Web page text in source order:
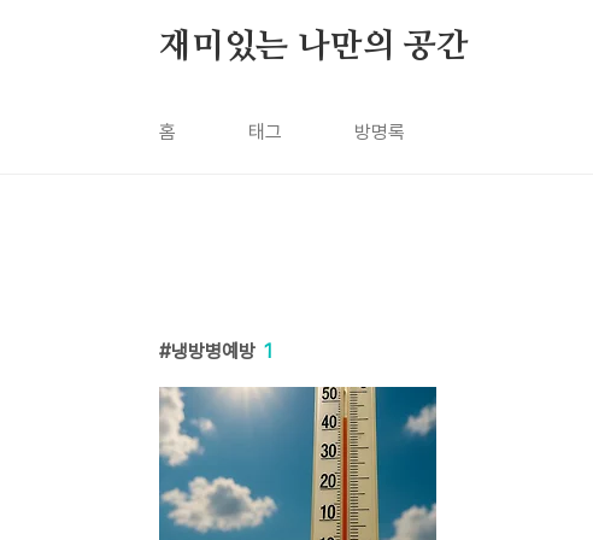
재미있는 나만의 공간
홈 태그 방명록
냉방병예방 1